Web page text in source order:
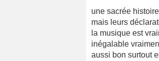
une sacrée
mais leurs
la musique est
inégalable
aussi bon surtout